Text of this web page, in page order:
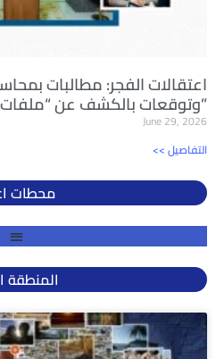
اعتقالات الفجر: مطالبات
وتوقعات بالكشف عن “ملفات خطيرة”
June 29, 2026
<< التفاصيل
محطات
المنطقة